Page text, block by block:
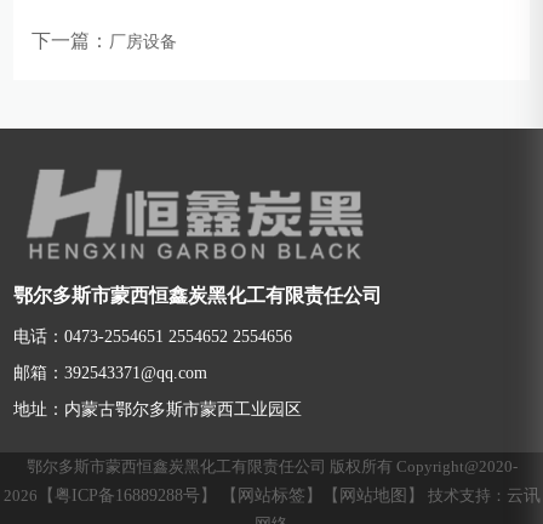
下一篇： 厂房设备
鄂尔多斯市蒙西恒鑫炭黑化工有限责任公司
电话：0473-2554651 2554652 2554656
邮箱：392543371@qq.com
地址：内蒙古鄂尔多斯市蒙西工业园区
鄂尔多斯市蒙西恒鑫炭黑化工有限责任公司 版权所有 Copyright@2020-
2026 【粤ICP备16889288号】 【网站标签】 【网站地图】 技术支持： 云讯